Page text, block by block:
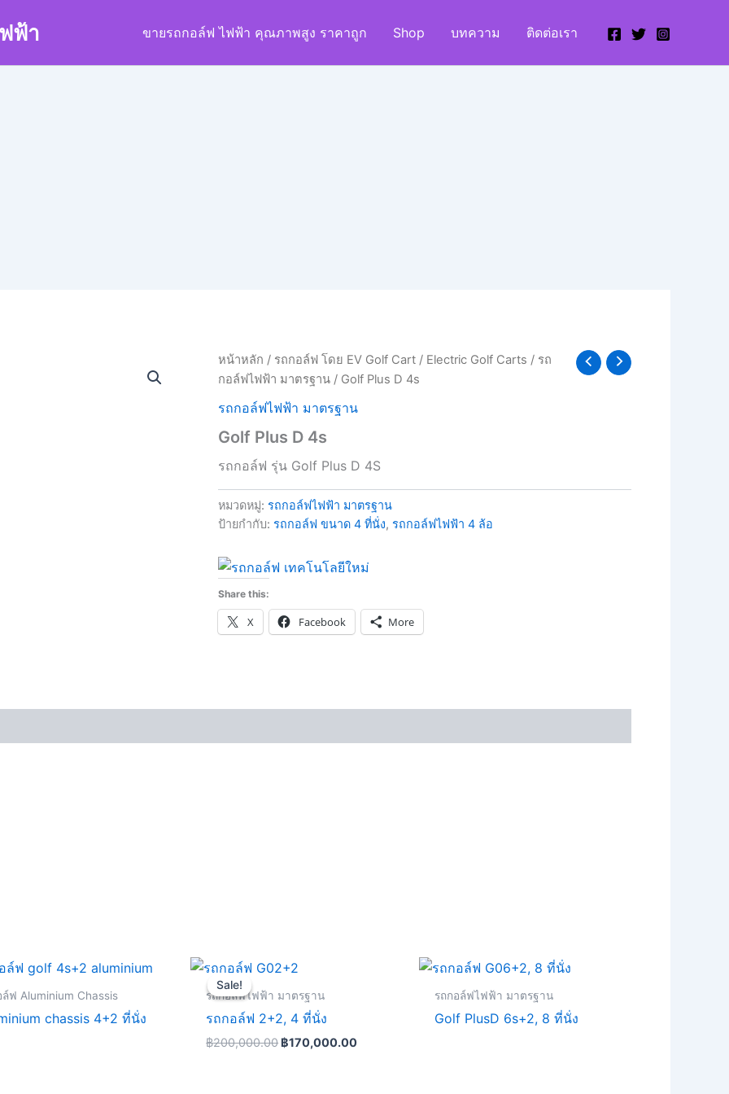
ฟ้า ขายรถกอล์ฟ ไฟฟ้า คุณภาพสูง ราคาถูก Shop บทความ ติดต่อเรา
หน้าหลัก / รถกอล์ฟ โดย EV Golf Cart / Electric Golf Carts / รถ
กอล์ฟไฟฟ้า มาตรฐาน / Golf Plus D 4s
รถกอล์ฟไฟฟ้า มาตรฐาน
Golf Plus D 4s
รถกอล์ฟ รุ่น Golf Plus D 4S
หมวดหมู่:รถกอล์ฟไฟฟ้า มาตรฐาน
ป้ายกำกับ:รถกอล์ฟ ขนาด 4 ที่นั่ง,รถกอล์ฟไฟฟ้า 4 ล้อ
Share this:
X Facebook More
ล์ฟ Aluminium Chassis
chassis 4+2 ที่นั่ง
Sale!
Sale!
รถกอล์ฟไฟฟ้า มาตรฐาน
รถกอล์ฟ 2+2, 4 ที่นั่ง
฿200,000.00
Original
was:
฿200,000.00.
฿170,000.00
รถกอล์ฟไฟฟ้า มาตรฐาน
Golf PlusD 6s+2, 8 ที่นั่ง